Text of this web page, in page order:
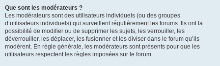
Que sont les modérateurs ?
Les modérateurs sont des utilisateurs individuels (ou des groupes
d’utilisateurs individuels) qui surveillent régulièrement les forums. Ils ont la
possibilité de modifier ou de supprimer les sujets, les verrouiller, les
déverrouiller, les déplacer, les fusionner et les diviser dans le forum qu’ils
modèrent. En règle générale, les modérateurs sont présents pour que les
utilisateurs respectent les règles imposées sur le forum.